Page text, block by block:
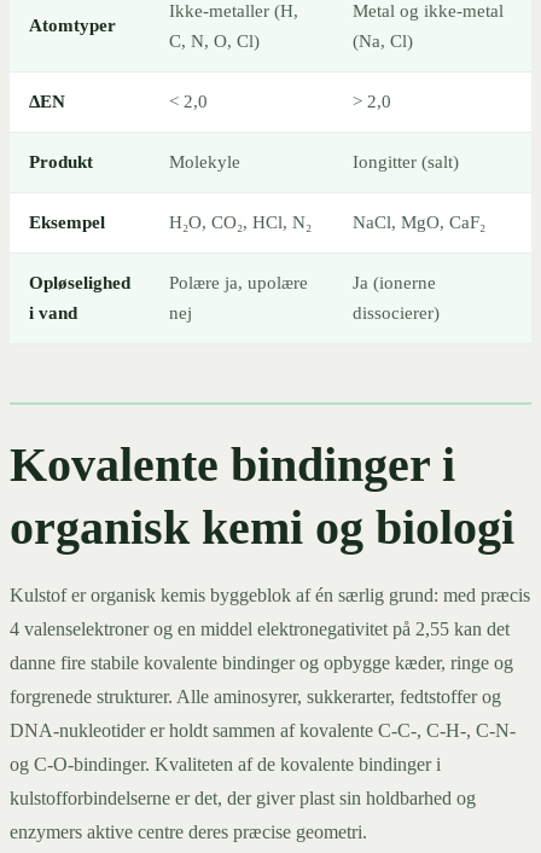
Atomtyper
Ikke-metaller (H,
C, N, O, Cl)
Metal og ikke-metal
(Na, Cl)
ΔEN < 2,0 > 2,0
Produkt Molekyle Iongitter (salt)
Eksempel H₂O, CO₂, HCl, N₂ NaCl, MgO, CaF₂
Opløselighed
i vand
Polære ja, upolære
nej
Ja (ionerne
dissocierer)
Kovalente bindinger i
organisk kemi og biologi
Kulstof er organisk kemis byggeblok af én særlig grund: med præcis
4 valenselektroner og en middel elektronegativitet på 2,55 kan det
danne fire stabile kovalente bindinger og opbygge kæder, ringe og
forgrenede strukturer. Alle aminosyrer, sukkerarter, fedtstoffer og
DNA-nukleotider er holdt sammen af kovalente C-C-, C-H-, C-N-
og C-O-bindinger. Kvaliteten af de kovalente bindinger i
kulstofforbindelserne er det, der giver plast sin holdbarhed og
enzymers aktive centre deres præcise geometri.